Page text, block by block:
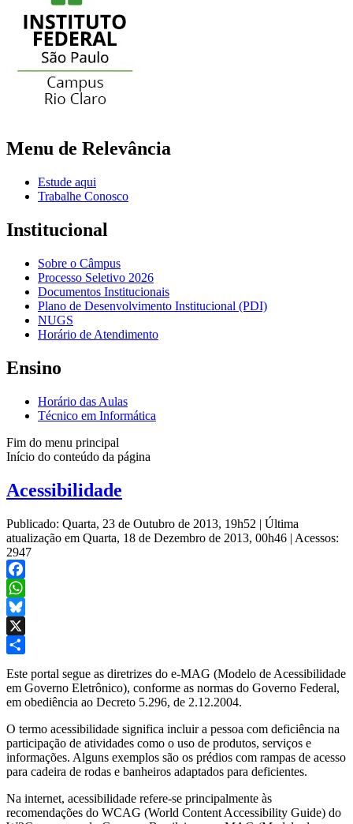
Menu de Relevância
Estude aqui
Trabalhe Conosco
Institucional
Sobre o Câmpus
Processo Seletivo 2026
Documentos Institucionais
Plano de Desenvolvimento Institucional (PDI)
NUGS
Horário de Atendimento
Ensino
Horário das Aulas
Técnico em Informática
Fim do menu principal
Início do conteúdo da página
Acessibilidade
Publicado: Quarta, 23 de Outubro de 2013, 19h52 | Última
atualização em Quarta, 18 de Dezembro de 2013, 00h46 | Acessos:
2947
Facebook
WhatsApp
Bluesky
X
Este portal segue as diretrizes do e-MAG (Modelo de Acessibilidade
em Governo Eletrônico), conforme as normas do Governo Federal,
em obediência ao Decreto 5.296, de 2.12.2004.
O termo acessibilidade significa incluir a pessoa com deficiência na
participação de atividades como o uso de produtos, serviços e
informações. Alguns exemplos são os prédios com rampas de acesso
para cadeira de rodas e banheiros adaptados para deficientes.
Na internet, acessibilidade refere-se principalmente às
recomendações do WCAG (World Content Accessibility Guide) do